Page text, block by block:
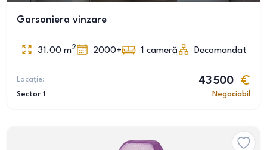
Garsoniera vinzare
31.00 m2 2000+ 1 cameră Decomandat
Locație:
Sector 1
43 500
Negociabil